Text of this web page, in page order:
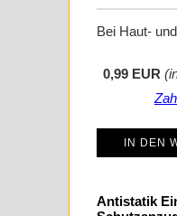
Bei Haut-
0,99 EUR
IN DEN
Antistatik